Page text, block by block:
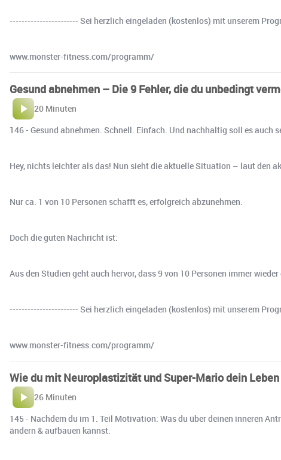
----------------------- Sei herzlich eingeladen (kostenlos) mit unserem
www.monster-fitness.com/programm/
Gesund abnehmen – Die 9 Fehler, die du unbedingt
20 Minuten
146 - Gesund abnehmen. Schnell. Einfach. Und nachhaltig soll es auch
Hey, nichts leichter als das! Nun sieht die aktuelle Situation – laut den
Nur ca. 1 von 10 Personen schafft es, erfolgreich abzunehmen.
Doch die guten Nachricht ist:
Aus den Studien geht auch hervor, dass 9 von 10 Personen immer
----------------------- Sei herzlich eingeladen (kostenlos) mit unserem
www.monster-fitness.com/programm/
Wie du mit Neuroplastizität und Super-Mario dein
26 Minuten
145 - Nachdem du im 1. Teil Motivation: Was du über deinen inneren
ändern & aufbauen kannst.